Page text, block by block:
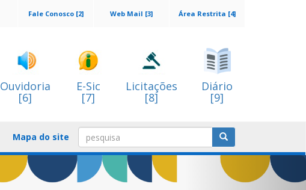
Área Restrita [4]
Web Mail [3]
Fale Conosco [2]
Ouvidoria
[6]
E-Sic
[7]
Licitações
[8]
Diário
[9]
Mapa do site
Next